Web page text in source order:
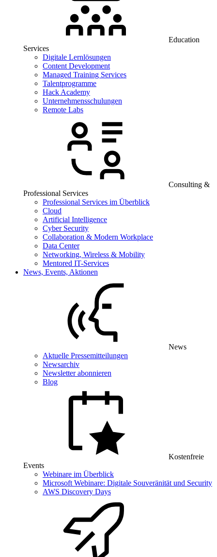
Education
Services
Digitale Lernlösungen
Content Development
Managed Training Services
Talentprogramme
Hack Academy
Unternehmensschulungen
Remote Labs
Consulting &
Professional Services
Professional Services im Überblick
Cloud
Artificial Intelligence
Cyber Security
Collaboration & Modern Workplace
Data Center
Networking, Wireless & Mobility
Mentored IT-Services
News, Events, Aktionen
News
Aktuelle Pressemitteilungen
Newsarchiv
Newsletter abonnieren
Blog
Kostenfreie
Events
Webinare im Überblick
Microsoft Webinare: Digitale Souveränität und Security
AWS Discovery Days